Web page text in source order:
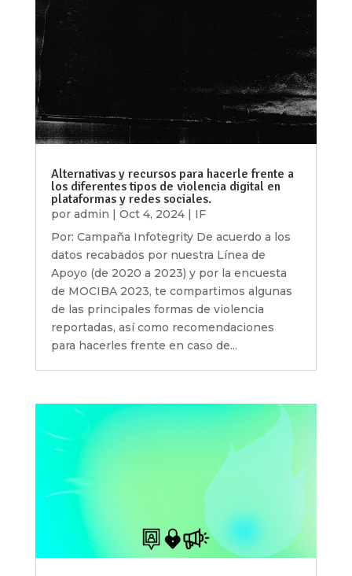
Alternativas y recursos para hacerle frente a
los diferentes tipos de violencia digital en
plataformas y redes sociales.
por admin Oct 4, 2024| IF
Por: Campaña Infotegrity De acuerdo a los
datos recabados por nuestra Línea de
Apoyo (de 2020 a 2023) y por la encuesta
de MOCIBA 2023, te compartimos algunas
de las principales formas de violencia
reportadas, así como recomendaciones
para hacerles frente en caso de...